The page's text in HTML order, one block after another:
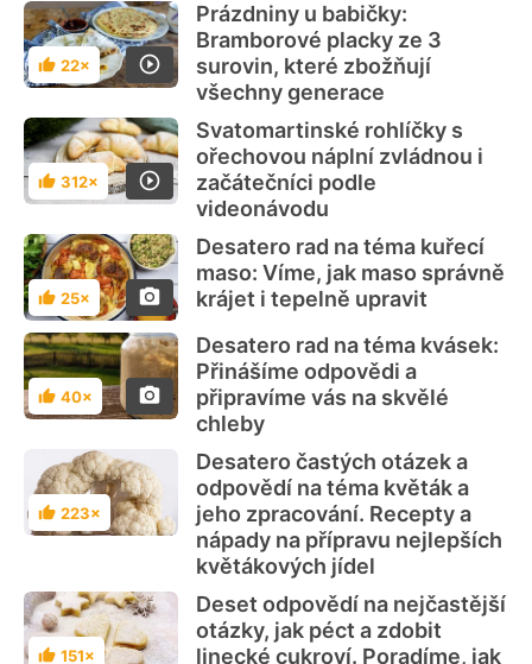
Hodnocení
22×
Prázdniny u babičky:
Bramborové placky ze 3
surovin, které zbožňují
všechny generace
Hodnocení
312×
Svatomartinské rohlíčky s
ořechovou náplní zvládnou i
začátečníci podle
videonávodu
Hodnocení
25×
Desatero rad na téma kuřecí
maso: Víme, jak maso správně
krájet i tepelně upravit
Hodnocení
40×
Desatero rad na téma kvásek:
Přinášíme odpovědi a
připravíme vás na skvělé
chleby
Hodnocení
223×
Desatero častých otázek a
odpovědí na téma květák a
jeho zpracování. Recepty a
nápady na přípravu nejlepších
květákových jídel
151×
Deset odpovědí na nejčastější
otázky, jak péct a zdobit
linecké cukroví. Poradíme, jak